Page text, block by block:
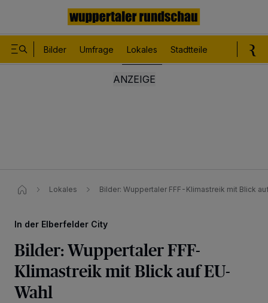
Bilder Umfrage Lokales Stadtteile
Lokales Bilder: Wuppertaler FFF-Klimastreik mit Blick
In der Elberfelder City
Bilder: Wuppertaler FFF-
Klimastreik mit Blick auf EU-
Wahl